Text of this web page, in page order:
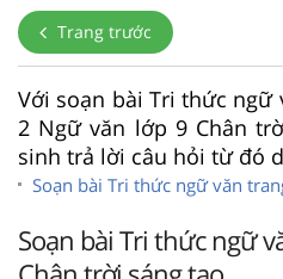
Trang trước
Với soạn bài Tri thức ngữ
2 Ngữ văn lớp 9 Chân
sinh trả lời câu hỏi từ đó
Soạn bài Tri thức ngữ văn
Soạn bài Tri thức ngữ